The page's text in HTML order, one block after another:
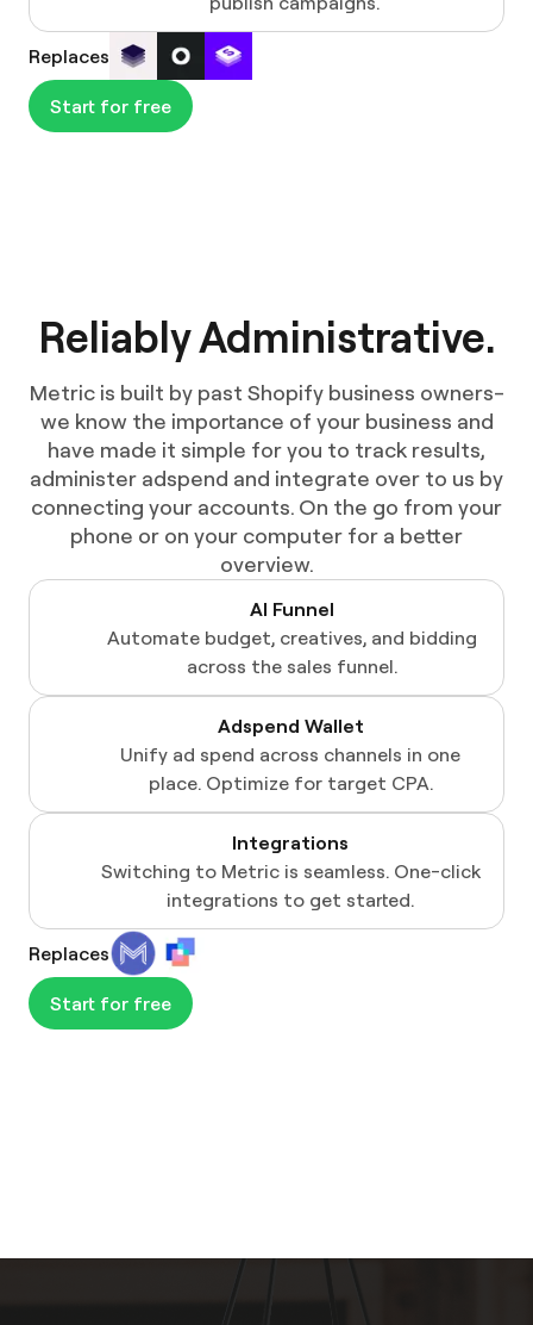
Replaces
Start for free
Reliably Administrative.​​​​‌ ‍ ​‍​‍‌‍ ‌ ​‍‌‍‍‌‌‍‌ ‌‍‍‌‌‍ ‍​‍​‍​ ‍‍​‍​‍‌ ​ ‌‍​‌‌‍ ‍‌‍‍‌‌ ‌​‌ ‍‌​‍ ‍‌‍‍‌‌‍ ​‍​‍​‍ ​​‍​‍‌‍‍​‌ ​‍‌‍‌‌‌‍‌‍​‍​‍​ ‍‍​‍​‍​‍ ‌ ​ ‌ ‌​‌ ‌‌‌‍‌​‌‍‍‌‌‍ ​‍ ‌‍‍‌‌‍ ‍‌ ‌​‌‍‌‌‌‍ ‍‌ ‌​​‍ ‌‍‌‌‌‍‌​‌‍‍‌‌ ‌​​‍ ‌‍ ‌‌‍ ‌‍‌​‌‍‌‌​ ‌‌ ​​‌ ​‍‌‍‌‌‌ ​ ‌‍‌‌‌‍ ‍‌ ‌​‌‍​‌‌ ‌​‌‍‍‌‌‍ ‌‍ ‍​ ‍ ‌‍‍‌‌‍‌​​ ‌‌‍‍​‌‍ ‌‍ ‌‌‍‌‌​ ‍ ‌ ‌​‌ ‍‌‌ ​​‌‍‌‌​ ‌‌‍‍​‌‍ ‌‍ ‌‌‍‌‌​ ‍ ‌ ​​‌‍​‌‌ ‌​‌‍‍​​ ‌‌‍​‍‌‍ ​‌‍ ‌‍​ ‌‍‍ ‌ ​ ​‍‌‌​ ‌‌‌​​‍‌‌ ‌‍‍ ‌‍‌‌‌ ‍‌​‍‌‌​ ​ ‌​‌​​‍‌‌​ ​ ‌​‌​​‍‌‌​ ​‍​ ​‍‌‍‌‍‌‍​‍​ ‌​​ ‌‌​ ‌‌‌‍‌‌​ ​‌‌‍​‍​ ‌‍​ ‌ ‌‍​ ‌‍​ ‌‍‌‌​ ‌ ​ ‌‌​ ​‌‌‍​‌​ ​‍​ ​ ​ ‍‌‌‍​ ​ ‍‌‌‍​‍‌‍​ ​ ​‌‌‍‌‍​ ‌ ​ ‌ ‌‍‌‍​ ​‍​ ​‍​ ‌‌​‍‌‌​ ​‍​ ​‍​‍‌‌​ ‌‌‌​‌​​‍ ‍‌ ‌​‌‍‍‌‌ ‌​‌‍ ​‌‍‌‌​ ‌‍​‍‌‍​‌‌ ​ ‌‍‌‌‌‌‌‌‌ ​‍‌‍ ​​ ‌​‍‌‌​ ​‍‌​‌‍‌ ​ ‌ ‌​‌ ‌‌‌‍‌​‌‍‍‌‌‍ ​‍‌‍‌‍‍‌‌‍‌​​ ‌‌‍‍​‌‍ ‌‍ ‌‌‍‌‌​‍‌‍‌ ‌​‌ ‍‌‌ ​​‌‍‌‌​ ‌‌‍‍​‌‍ ‌‍ ‌‌‍‌‌​‍‌‍‌ ​​‌‍​‌‌ ‌​‌‍‍​​ ‌‌‍​‍‌‍ ​‌‍ ‌‍​ ‌‍‍ ‌ ​ ​‍‌‌​ ‌‌‌​​‍‌‌ ‌‍‍ ‌‍‌‌‌ ‍‌​‍‌‌​ ​ ‌​‌​​‍‌‌​ ​ ‌​‌​​‍‌‌​ ​‍​ ​‍‌‍‌‍‌‍​‍​ ‌​​ ‌‌​ ‌‌‌‍‌‌​ ​‌‌‍​‍​ ‌‍​ ‌ ‌‍​ ‌‍​ ‌‍‌‌​ ‌ ​ ‌‌​ ​‌‌‍​‌​ ​‍​ ​ ​ ‍‌‌‍​ ​ ‍‌‌‍​‍‌‍​ ​ ​‌‌‍‌‍​ ‌ ​ ‌ ‌‍‌‍​ ​‍​ ​‍​ ‌‌​‍‌‌​ ​‍​ ​‍​‍‌‌​ ‌‌‌​‌​​‍ ‍‌ ‌​‌‍‍‌‌ ‌​‌‍ ​‌‍‌‌​‍‌‍‌ ​​‌‍‌‌‌ ​‍‌ ​ ‌ ​​‌‍‌‌‌‍​ ‌ ‌​‌‍‍‌‌ ‌‍‌‍‌‌​ ‌‌ ​​‌ ‌‌‌‍​‍‌‍ ​‌‍‍‌‌ ​ ‌‍‍​‌‍‌‌‌‍‌​​‍​‍‌ ‌
Metric is built by past Shopify business owners-
we know the importance of your business and
have made it simple for you to track results,
administer adspend and integrate over to us by
connecting your accounts. On the go from your
phone or on your computer for a better
overview.
AI Funnel​​​​‌ ‍ ​‍​‍‌‍ ‌ ​‍‌‍‍‌‌‍‌ ‌‍‍‌‌‍ ‍​‍​‍​ ‍‍​‍​‍‌ ​ ‌‍​‌‌‍ ‍‌‍‍‌‌ ‌​‌ ‍‌​‍ ‍‌‍‍‌‌‍ ​‍​‍​‍ ​​‍​‍‌‍‍​‌ ​‍‌‍‌‌‌‍‌‍​‍​‍​ ‍‍​‍​‍​‍ ‌ ​ ‌ ‌​‌ ‌‌‌‍‌​‌‍‍‌‌‍ ​‍ ‌‍‍‌‌‍ ‍‌ ‌​‌‍‌‌‌‍ ‍‌ ‌​​‍ ‌‍‌‌‌‍‌​‌‍‍‌‌ ‌​​‍ ‌‍ ‌‌‍ ‌‍‌​‌‍‌‌​ ‌‌ ​​‌ ​‍‌‍‌‌‌ ​ ‌‍‌‌‌‍ ‍‌ ‌​‌‍​‌‌ ‌​‌‍‍‌‌‍ ‌‍ ‍​ ‍ ‌‍‍‌‌‍‌​​ ‌‌‍‍​‌‍ ‌‍ ‌‌‍‌‌​ ‍ ‌ ‌​‌ ‍‌‌ ​​‌‍‌‌​ ‌‌‍‍​‌‍ ‌‍ ‌‌‍‌‌​ ‍ ‌ ​​‌‍​‌‌ ‌​‌‍‍​​ ‌‌‍​‍‌‍ ​‌‍ ‌‍​ ‌‍‍ ‌ ​ ​‍‌‌​ ‌‌‌​​‍‌‌ ‌‍‍ ‌‍‌‌‌ ‍‌​‍‌‌​ ​ ‌​‌​​‍‌‌​ ​ ‌​‌​​‍‌‌​ ​‍​ ​‍‌‍‌‍‌‍​‍​ ‌​​ ‌‌​ ‌‌‌‍‌‌​ ​‌‌‍​‍​ ‌‍​ ‌ ‌‍​ ‌‍​ ‌‍‌‌​ ‌ ​ ‌‌​ ​‌‌‍​‌​ ​‍​ ​ ​ ‍‌‌‍​ ​ ‍‌‌‍​‍‌‍​ ​ ​‌‌‍‌‍​ ‌ ​ ‌ ‌‍‌‍​ ​‍​ ​‍​ ‌‌​‍‌‌​ ​‍​ ​‍​‍‌‌​ ‌‌‌​‌​​‍ ‍‌ ‌‌‌ ​ ‌ ​​‌ ​ ​‍‌‌​ ‌‌‌​​‍‌‌ ‌‍‍ ‌‍‌‌‌ ‍‌​‍‌‌​ ​ ‌​‌​​‍‌‌​ ​ ‌​‌​​‍‌‌​ ​‍​ ​‍​ ​‍​ ‍‌​ ‍‌​ ​ ‌‍​‌​ ‍​‌‍‌‍​ ‌ ​ ​​​ ​ ‌‍​‍​ ​ ​‍‌‌​ ​‍​ ​‍​‍‌‌​ ‌‌‌​‌​​‍ ‍‌ ‌​‌‍‍‌‌ ‌​‌‍ ​‌‍‌‌​ ‌‍​‍‌‍​‌‌ ​ ‌‍‌‌‌‌‌‌‌ ​‍‌‍ ​​ ‌​‍‌‌​ ​‍‌​‌‍‌ ​ ‌ ‌​‌ ‌‌‌‍‌​‌‍‍‌‌‍ ​‍‌‍‌‍‍‌‌‍‌​​ ‌‌‍‍​‌‍ ‌‍ ‌‌‍‌‌​‍‌‍‌ ‌​‌ ‍‌‌ ​​‌‍‌‌​ ‌‌‍‍​‌‍ ‌‍ ‌‌‍‌‌​‍‌‍‌ ​​‌‍​‌‌ ‌​‌‍‍​​ ‌‌‍​‍‌‍ ​‌‍ ‌‍​ ‌‍‍ ‌ ​ ​‍‌‌​ ‌‌‌​​‍‌‌ ‌‍‍ ‌‍‌‌‌ ‍‌​‍‌‌​ ​ ‌​‌​​‍‌‌​ ​ ‌​‌​​‍‌‌​ ​‍​ ​‍‌‍‌‍‌‍​‍​ ‌​​ ‌‌​ ‌‌‌‍‌‌​ ​‌‌‍​‍​ ‌‍​ ‌ ‌‍​ ‌‍​ ‌‍‌‌​ ‌ ​ ‌‌​ ​‌‌‍​‌​ ​‍​ ​ ​ ‍‌‌‍​ ​ ‍‌‌‍​‍‌‍​ ​ ​‌‌‍‌‍​ ‌ ​ ‌ ‌‍‌‍​ ​‍​ ​‍​ ‌‌​‍‌‌​ ​‍​ ​‍​‍‌‌​ ‌‌‌​‌​​‍ ‍‌ ‌‌‌ ​ ‌ ​​‌ ​ ​‍‌‌​ ‌‌‌​​‍‌‌ ‌‍‍ ‌‍‌‌‌ ‍‌​‍‌‌​ ​ ‌​‌​​‍‌‌​ ​ ‌​‌​​‍‌‌​ ​‍​ ​‍​ ​‍​ ‍‌​ ‍‌​ ​ ‌‍​‌​ ‍​‌‍‌‍​ ‌ ​ ​​​ ​ ‌‍​‍​ ​ ​‍‌‌​ ​‍​ ​‍​‍‌‌​ ‌‌‌​‌​​‍ ‍‌ ‌​‌‍‍‌‌ ‌​‌‍ ​‌‍‌‌​‍‌‍‌ ​​‌‍‌‌‌ ​‍‌ ​ ‌ ​​‌‍‌‌‌‍​ ‌ ‌​‌‍‍‌‌ ‌‍‌‍‌‌​ ‌‌ ​​‌ ‌‌‌‍​‍‌‍ ​‌‍‍‌‌ ​ ‌‍‍​‌‍‌‌‌‍‌​​‍​‍‌ ‌
Automate budget, creatives, and bidding
across the sales funnel.
Adspend Wallet​​​​‌ ‍ ​‍​‍‌‍ ‌ ​‍‌‍‍‌‌‍‌ ‌‍‍‌‌‍ ‍​‍​‍​ ‍‍​‍​‍‌ ​ ‌‍​‌‌‍ ‍‌‍‍‌‌ ‌​‌ ‍‌​‍ ‍‌‍‍‌‌‍ ​‍​‍​‍ ​​‍​‍‌‍‍​‌ ​‍‌‍‌‌‌‍‌‍​‍​‍​ ‍‍​‍​‍​‍ ‌ ​ ‌ ‌​‌ ‌‌‌‍‌​‌‍‍‌‌‍ ​‍ ‌‍‍‌‌‍ ‍‌ ‌​‌‍‌‌‌‍ ‍‌ ‌​​‍ ‌‍‌‌‌‍‌​‌‍‍‌‌ ‌​​‍ ‌‍ ‌‌‍ ‌‍‌​‌‍‌‌​ ‌‌ ​​‌ ​‍‌‍‌‌‌ ​ ‌‍‌‌‌‍ ‍‌ ‌​‌‍​‌‌ ‌​‌‍‍‌‌‍ ‌‍ ‍​ ‍ ‌‍‍‌‌‍‌​​ ‌‌‍‍​‌‍ ‌‍ ‌‌‍‌‌​ ‍ ‌ ‌​‌ ‍‌‌ ​​‌‍‌‌​ ‌‌‍‍​‌‍ ‌‍ ‌‌‍‌‌​ ‍ ‌ ​​‌‍​‌‌ ‌​‌‍‍​​ ‌‌‍​‍‌‍ ​‌‍ ‌‍​ ‌‍‍ ‌ ​ ​‍‌‌​ ‌‌‌​​‍‌‌ ‌‍‍ ‌‍‌‌‌ ‍‌​‍‌‌​ ​ ‌​‌​​‍‌‌​ ​ ‌​‌​​‍‌‌​ ​‍​ ​‍‌‍‌‍‌‍​‍​ ‌​​ ‌‌​ ‌‌‌‍‌‌​ ​‌‌‍​‍​ ‌‍​ ‌ ‌‍​ ‌‍​ ‌‍‌‌​ ‌ ​ ‌‌​ ​‌‌‍​‌​ ​‍​ ​ ​ ‍‌‌‍​ ​ ‍‌‌‍​‍‌‍​ ​ ​‌‌‍‌‍​ ‌ ​ ‌ ‌‍‌‍​ ​‍​ ​‍​ ‌‌​‍‌‌​ ​‍​ ​‍​‍‌‌​ ‌‌‌​‌​​‍ ‍‌ ‌‌‌ ​ ‌ ​​‌ ​ ​‍‌‌​ ‌‌‌​​‍‌‌ ‌‍‍ ‌‍‌‌‌ ‍‌​‍‌‌​ ​ ‌​‌​​‍‌‌​ ​ ‌​‌​​‍‌‌​ ​‍​ ​‍​ ​ ​ ​​‌‍​‍‌‍​‌​ ‍‌​ ​‌‌‍​‍‌‍​‌​ ​​​ ‌ ‌‍​ ‌‍​‌​‍‌‌​ ​‍​ ​‍​‍‌‌​ ‌‌‌​‌​​‍ ‍‌ ‌​‌‍‍‌‌ ‌​‌‍ ​‌‍‌‌​ ‌‍​‍‌‍​‌‌ ​ ‌‍‌‌‌‌‌‌‌ ​‍‌‍ ​​ ‌​‍‌‌​ ​‍‌​‌‍‌ ​ ‌ ‌​‌ ‌‌‌‍‌​‌‍‍‌‌‍ ​‍‌‍‌‍‍‌‌‍‌​​ ‌‌‍‍​‌‍ ‌‍ ‌‌‍‌‌​‍‌‍‌ ‌​‌ ‍‌‌ ​​‌‍‌‌​ ‌‌‍‍​‌‍ ‌‍ ‌‌‍‌‌​‍‌‍‌ ​​‌‍​‌‌ ‌​‌‍‍​​ ‌‌‍​‍‌‍ ​‌‍ ‌‍​ ‌‍‍ ‌ ​ ​‍‌‌​ ‌‌‌​​‍‌‌ ‌‍‍ ‌‍‌‌‌ ‍‌​‍‌‌​ ​ ‌​‌​​‍‌‌​ ​ ‌​‌​​‍‌‌​ ​‍​ ​‍‌‍‌‍‌‍​‍​ ‌​​ ‌‌​ ‌‌‌‍‌‌​ ​‌‌‍​‍​ ‌‍​ ‌ ‌‍​ ‌‍​ ‌‍‌‌​ ‌ ​ ‌‌​ ​‌‌‍​‌​ ​‍​ ​ ​ ‍‌‌‍​ ​ ‍‌‌‍​‍‌‍​ ​ ​‌‌‍‌‍​ ‌ ​ ‌ ‌‍‌‍​ ​‍​ ​‍​ ‌‌​‍‌‌​ ​‍​ ​‍​‍‌‌​ ‌‌‌​‌​​‍ ‍‌ ‌‌‌ ​ ‌ ​​‌ ​ ​‍‌‌​ ‌‌‌​​‍‌‌ ‌‍‍ ‌‍‌‌‌ ‍‌​‍‌‌​ ​ ‌​‌​​‍‌‌​ ​ ‌​‌​​‍‌‌​ ​‍​ ​‍​ ​ ​ ​​‌‍​‍‌‍​‌​ ‍‌​ ​‌‌‍​‍‌‍​‌​ ​​​ ‌ ‌‍​ ‌‍​‌​‍‌‌​ ​‍​ ​‍​‍‌‌​ ‌‌‌​‌​​‍ ‍‌ ‌​‌‍‍‌‌ ‌​‌‍ ​‌‍‌‌​‍‌‍‌ ​​‌‍‌‌‌ ​‍‌ ​ ‌ ​​‌‍‌‌‌‍​ ‌ ‌​‌‍‍‌‌ ‌‍‌‍‌‌​ ‌‌ ​​‌ ‌‌‌‍​‍‌‍ ​‌‍‍‌‌ ​ ‌‍‍​‌‍‌‌‌‍‌​​‍​‍‌ ‌
Unify ad spend across channels in one
place. Optimize for target CPA.
Integrations
Switching to Metric is seamless. One-click
integrations to get started.
Replaces
Start for free